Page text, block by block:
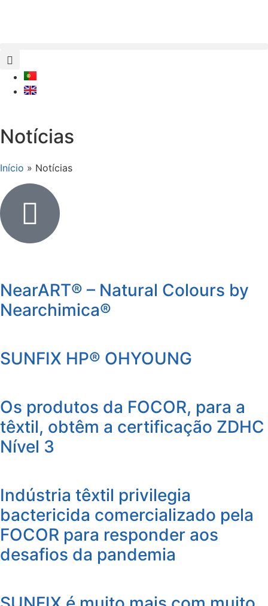
Notícias
Início » Notícias
NearART® – Natural Colours by
Nearchimica®
SUNFIX HP® OHYOUNG
Os produtos da FOCOR, para a
têxtil, obtêm a certificação ZDHC
Nível 3
Indústria têxtil privilegia
bactericida comercializado pela
FOCOR para responder aos
desafios da pandemia